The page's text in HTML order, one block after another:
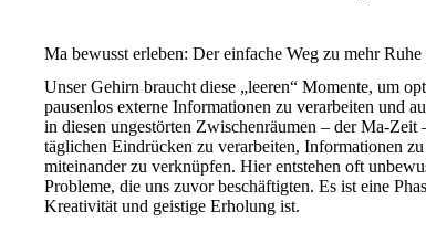
Ma bewusst erleben: Der einfache Weg zu mehr
Unser Gehirn braucht diese „leeren“ Momente, um
pausenlos externe Informationen zu verarbeiten und
in diesen ungestörten Zwischenräumen – der Ma-
täglichen Eindrücken zu verarbeiten, Informationen
miteinander zu verknüpfen. Hier entstehen oft
Probleme, die uns zuvor beschäftigten. Es ist eine
Kreativität und geistige Erholung ist.